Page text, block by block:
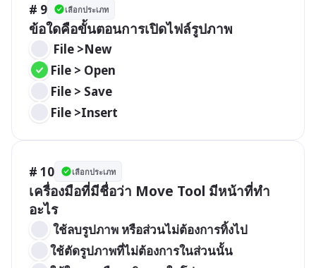
# 9 เลือกประเภท
ข้อใดคือขั้นตอนการเปิดไฟล์รูปภาพ
File >New
File > Open
File > Save
File >Insert
# 10 เลือกประเภท
เครื่องมือที่มีชื่อว่า Move Tool มีหน้าที่ทำ
อะไร
ใช้ลบรูปภาพ หรือส่วนไม่ต้องการทิ้งไป
ใช้ตัดรูปภาพที่ไม่ต้องการในส่วนนั้น